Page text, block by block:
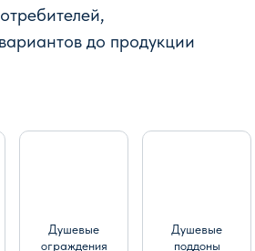
до продукции
Душевые
ограждения
Душевые
поддоны